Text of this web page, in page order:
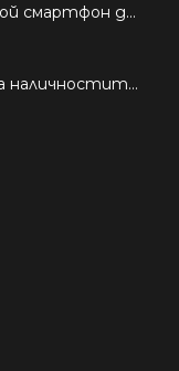
Подробно ръководство: Кой смартфон да купиш през 2026 г.?
OnePlus официално изчерпа наличностите си от телефони на основни пазари